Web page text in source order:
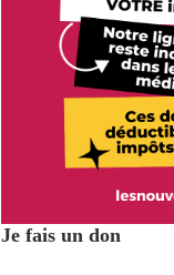
Je fais un don